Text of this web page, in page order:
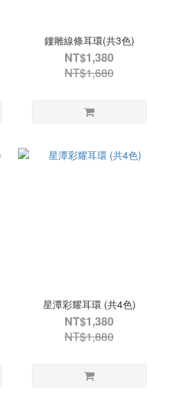
鏤雕線條耳環(共3色)
NT$1,380
NT$1,680
星潭彩耀耳環 (共4色)
NT$1,380
NT$1,880